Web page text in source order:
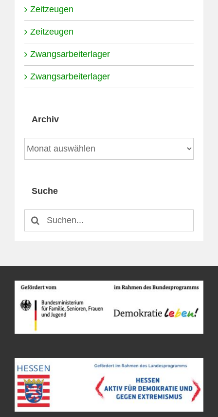
Zeitzeugen
Zeitzeugen
Zwangsarbeiterlager
Zwangsarbeiterlager
Archiv
Archiv
Suche
Suche
nach: